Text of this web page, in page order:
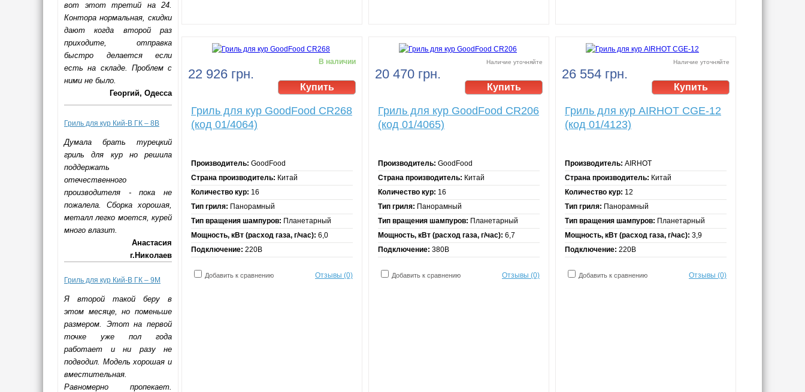
вот этот третий на 24.
Контора нормальная, скидки
дают когда второй раз
приходите, отправка
быстро делается если
есть на складе. Проблем с
ними не было.
Георгий, Одесса
Гриль для кур Кий-В ГК – 8В
Думала брать турецкий
гриль для кур но решила
поддержать
отечественного
производителя - пока не
пожалела. Сборка хорошая,
металл легко моется, курей
много влазит.
Анастасия
г.Николаев
Гриль для кур Кий-В ГК – 9М
Я второй такой беру в
этом месяце, но поменьше
размером. Этот на первой
точке уже пол года
работает и ни разу не
подводил. Модель хорошая и
вместительная.
Равномерно пропекает.
22 926 грн.
В наличии
Гриль для кур GoodFood CR268
(код 01/4064)
Производитель: GoodFood
Страна производитель: Китай
Количество кур: 16
Тип гриля: Панорамный
Тип вращения шампуров: Планетарный
Мощность, кВт (расход газа, г/час): 6,0
Подключение: 220В
Добавить к сравнению Отзывы (0)
20 470 грн.
Наличие уточняйте
Гриль для кур GoodFood CR206
(код 01/4065)
Производитель: GoodFood
Страна производитель: Китай
Количество кур: 16
Тип гриля: Панорамный
Тип вращения шампуров: Планетарный
Мощность, кВт (расход газа, г/час): 6,7
Подключение: 380В
Добавить к сравнению Отзывы (0)
26 554 грн.
Наличие уточняйте
Гриль для кур AIRHOT CGE-12
(код 01/4123)
Производитель: AIRHOT
Страна производитель: Китай
Количество кур: 12
Тип гриля: Панорамный
Тип вращения шампуров: Планетарный
Мощность, кВт (расход газа, г/час): 3,9
Подключение: 220В
Добавить к сравнению Отзывы (0)